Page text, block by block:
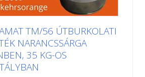
TM/56 ÚTBURKOLATI
NARANCSSÁRGA
35 KG-OS